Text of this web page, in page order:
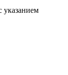
указанием